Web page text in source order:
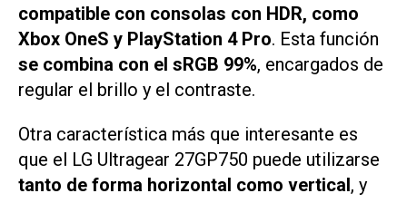
compatible con consolas con HDR, como
Xbox OneS y PlayStation 4 Pro. Esta función
se combina con el sRGB 99%, encargados de
regular el brillo y el contraste.
Otra característica más que interesante es
que el LG Ultragear 27GP750 puede utilizarse
tanto de forma horizontal como vertical, y